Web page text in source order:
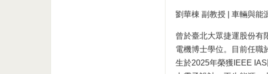
劉華棟 副教授 | 車輛與能
曾於臺北大眾捷運股份有
電機博士學位。目前任職
生於2025年榮獲IEEE